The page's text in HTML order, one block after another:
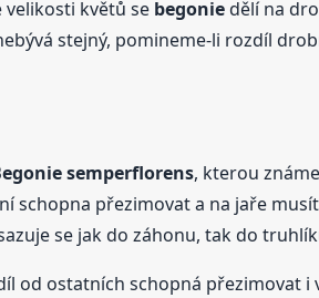
květů se begoniedělí na
stejný, pomineme-li rozdíl
semperflorens, kterou
schopna přezimovat a na jaře
se jak do záhonu, tak do
od ostatních schopná přezimovat i